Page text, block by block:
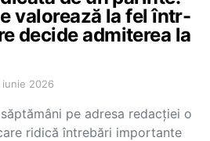
valorează la fel într-
decide admiterea la
iunie 2026
pe adresa redacției o
ridică întrebări importante